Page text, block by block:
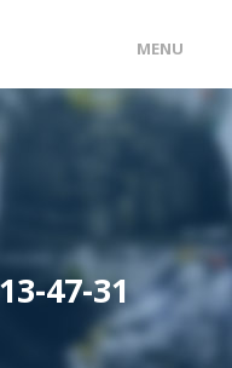
MENU
ENG / 中文
47-31